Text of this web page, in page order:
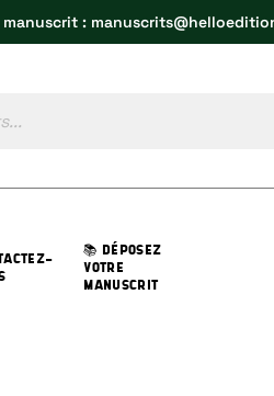
manuscrit :
📚 DÉPOSEZ
VOTRE
MANUSCRIT